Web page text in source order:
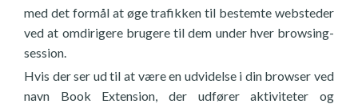
med det formål at øge trafikken til bestemte websteder
ved at omdirigere brugere til dem under hver browsing-
session.
Hvis der ser ud til at være en udvidelse i din browser ved
navn Book Extension, der udfører aktiviteter og